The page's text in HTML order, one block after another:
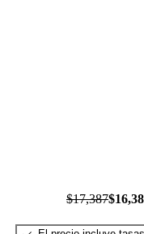
$17,387